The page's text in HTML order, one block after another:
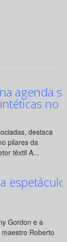
agenda
no
destaca
pilares da
têxtil A...
Gordon e a
Roberto